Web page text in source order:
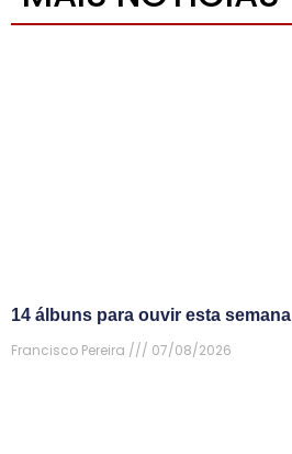
14 álbuns para ouvir esta semana
Francisco Pereira
07/08/2026